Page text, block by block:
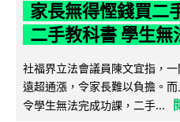
家長無得慳錢買二
二手教科書 學生無
社福界立法會議員陳文宜指，
遠超通漲，令家長難以負擔。
令學生無法完成功課，二手...